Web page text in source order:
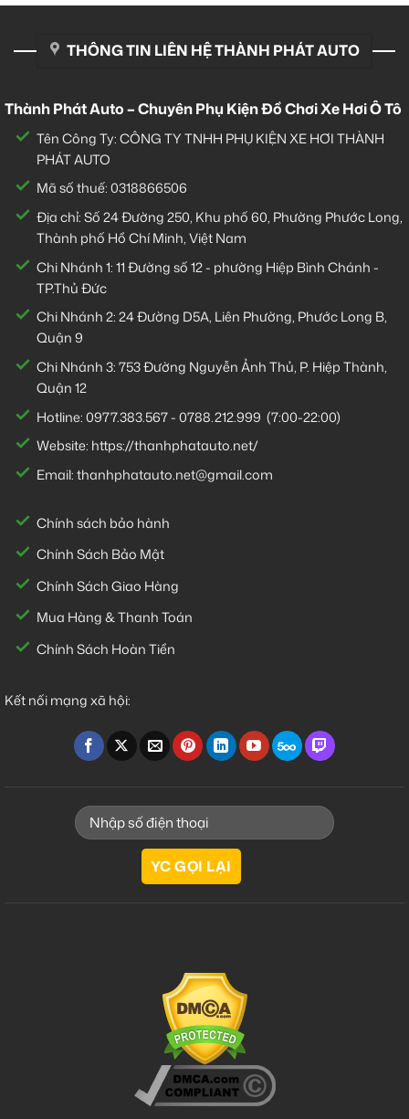
THÔNG TIN LIÊN HỆ THÀNH PHÁT AUTO
Thành Phát Auto – Chuyên Phụ Kiện Đồ Chơi Xe Hơi Ô Tô
Tên Công Ty: CÔNG TY TNHH PHỤ KIỆN XE HƠI THÀNH
PHÁT AUTO
Mã số thuế: 0318866506
Địa chỉ: Số 24 Đường 250, Khu phố 60, Phường Phước Long,
Thành phố Hồ Chí Minh, Việt Nam
Chi Nhánh 1:11 Đường số 12 - phường Hiệp Bình Chánh -
TP.Thủ Đức
Chi Nhánh 2:24 Đường D5A, Liên Phường, Phước Long B,
Quận 9
Chi Nhánh 3:753 Đường Nguyễn Ảnh Thủ, P. Hiệp Thành,
Quận 12
Hotline:0977.383.567-0788.212.999 (7:00-22:00)
Website: https://thanhphatauto.net/
Email:thanhphatauto.net@gmail.com
Chính sách bảo hành
Chính Sách Bảo Mật
Chính Sách Giao Hàng
Mua Hàng & Thanh Toán
Chính Sách Hoàn Tiền
Kết nối mạng xã hội: